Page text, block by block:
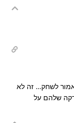
לשחק… זה לא
דקה שלהם על